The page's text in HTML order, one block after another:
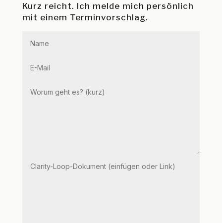
Kurz reicht. Ich melde mich persönlich
mit einem Terminvorschlag.